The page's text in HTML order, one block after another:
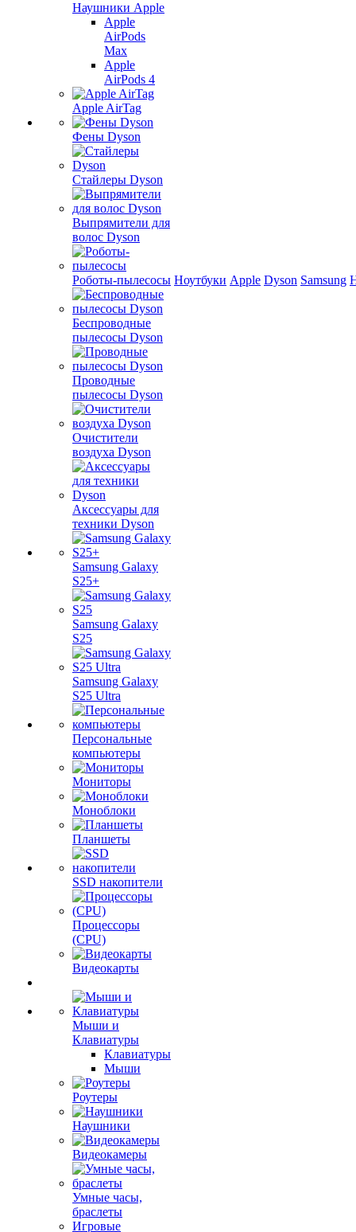
Наушники Apple
Apple
AirPods
Max
Apple
AirPods 4
Apple AirTag
Фены Dyson
Стайлеры Dyson
Выпрямители для
волос Dyson
Роботы-пылесосы
Беспроводные
пылесосы Dyson
Проводные
пылесосы Dyson
Очистители
воздуха Dyson
Аксессуары для
техники Dyson
Samsung Galaxy
S25+
Samsung Galaxy
S25
Samsung Galaxy
S25 Ultra
Персональные
компьютеры
Мониторы
Моноблоки
Планшеты
SSD накопители
Процессоры
(CPU)
Видеокарты
Мыши и
Клавиатуры
Клавиатуры
Мыши
Роутеры
Наушники
Видеокамеры
Умные часы,
браслеты
Игровые
Ноутбуки Apple Dyson Samsung